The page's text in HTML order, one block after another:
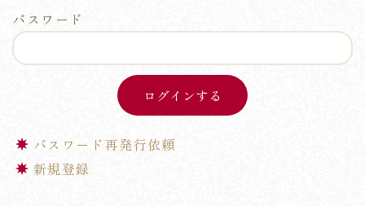
パスワード
パスワード再発行依頼
新規登録